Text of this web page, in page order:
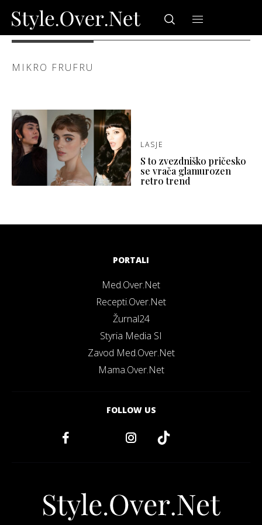
MIKRO FRUFRU
LASJE
S to zvezdniško pričesko
se vrača glamurozen
retro trend
PORTALI
Med.Over.Net
Recepti.Over.Net
Žurnal24
Styria Media SI
Zavod Med.Over.Net
Mama.Over.Net
FOLLOW US